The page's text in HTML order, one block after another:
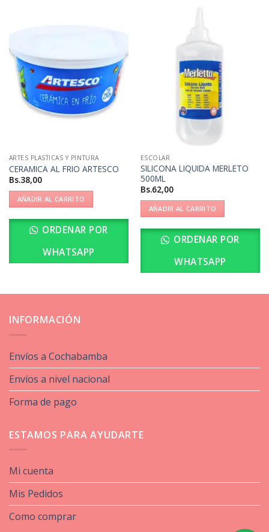
ARTES PLASTICAS Y PINTURA
CERAMICA AL FRIO ARTESCO
Bs.38,00
AÑADIR AL CARRITO
ORDENAR POR
WHATSAPP
ESCOLAR
SILICONA LIQUIDA MERLETO
500ML
Bs.62,00
AÑADIR AL CARRITO
ORDENAR POR
WHATSAPP
INFORMACIÓN
Envíos a Cochabamba
Envíos a nivel nacional
Forma de pago
ESTAMOS PARA AYUDARTE
Mi cuenta
Mis Pedidos
Como comprar